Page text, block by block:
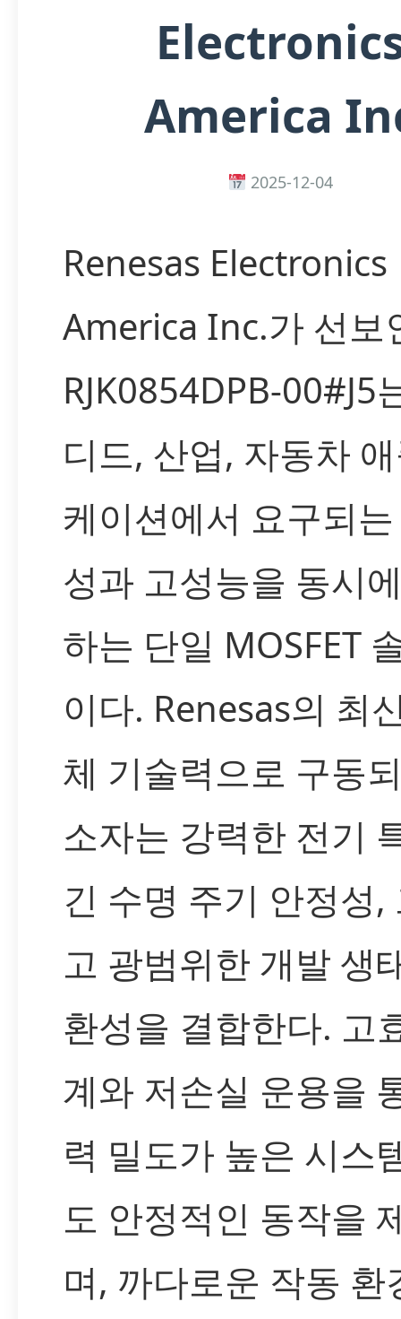
America
2025-12-04
Renesas Electronics
America Inc.가 선보
RJK0854DPB-00#J5
디드, 산업, 자동차
케이션에서 요구되
성과 고성능을 동시
하는 단일 MOSFET
이다. Renesas의 최
체 기술력으로 구동
소자는 강력한 전기
긴 수명 주기 안정성,
고 광범위한 개발 생
환성을 결합한다. 고
계와 저손실 운용을
력 밀도가 높은 시스
도 안정적인 동작을
며, 까다로운 작동 환